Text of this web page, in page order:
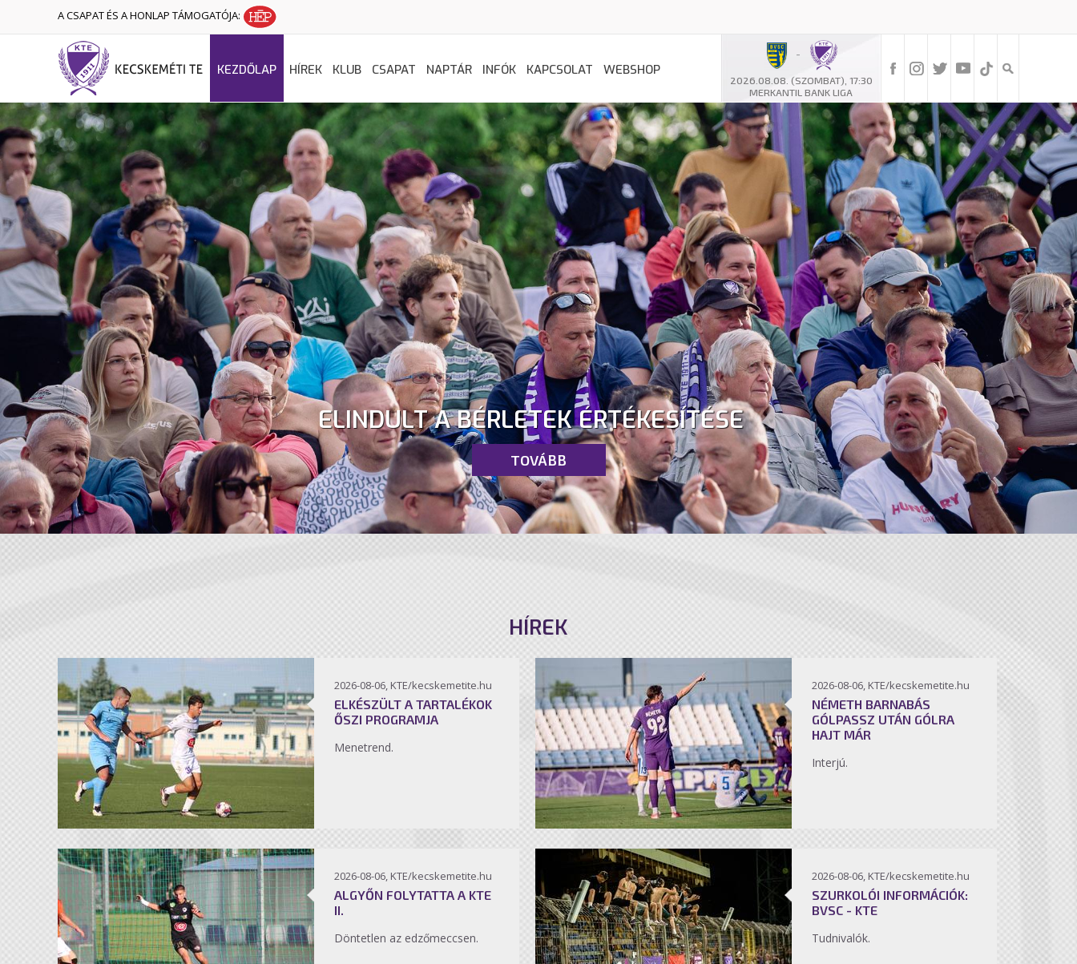
A CSAPAT ÉS A HONLAP TÁMOGATÓJA:
-
2026.08.08. (SZOMBAT), 17:30
MERKANTIL BANK LIGA
KEZDŐLAP HÍREK KLUB CSAPAT NAPTÁR INFÓK KAPCSOLAT WEBSHOP
ELINDULT A BÉRLETEK ÉRTÉKESÍTÉSE
TOVÁBB
HÍREK
2026-08-06, KTE/kecskemetite.hu
ELKÉSZÜLT A TARTALÉKOK
ŐSZI PROGRAMJA
Menetrend.
2026-08-06, KTE/kecskemetite.hu
NÉMETH BARNABÁS
GÓLPASSZ UTÁN GÓLRA
HAJT MÁR
Interjú.
2026-08-06, KTE/kecskemetite.hu
ALGYŐN FOLYTATTA A KTE
II.
Döntetlen az edzőmeccsen.
2026-08-06, KTE/kecskemetite.hu
SZURKOLÓI INFORMÁCIÓK:
BVSC - KTE
Tudnivalók.